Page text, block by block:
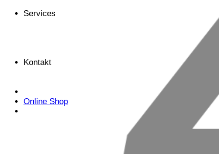
Services
Kontakt
Online Shop